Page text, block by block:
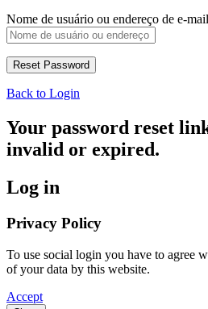
Nome de usuário ou endereço de e-mail
Back to Login
Your password reset
invalid or expired.
Log in
Privacy Policy
To use social login you have to agree
of your data by this website.
Accept